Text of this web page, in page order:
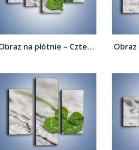
Obraz na płótnie – Czterolistna koniczyna...